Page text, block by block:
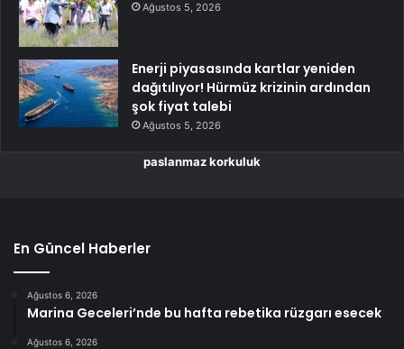
Ağustos 5, 2026
Enerji piyasasında kartlar yeniden
dağıtılıyor! Hürmüz krizinin ardından
şok fiyat talebi
Ağustos 5, 2026
paslanmaz korkuluk
En Güncel Haberler
Ağustos 6, 2026
Marina Geceleri’nde bu hafta rebetika rüzgarı esecek
Ağustos 6, 2026